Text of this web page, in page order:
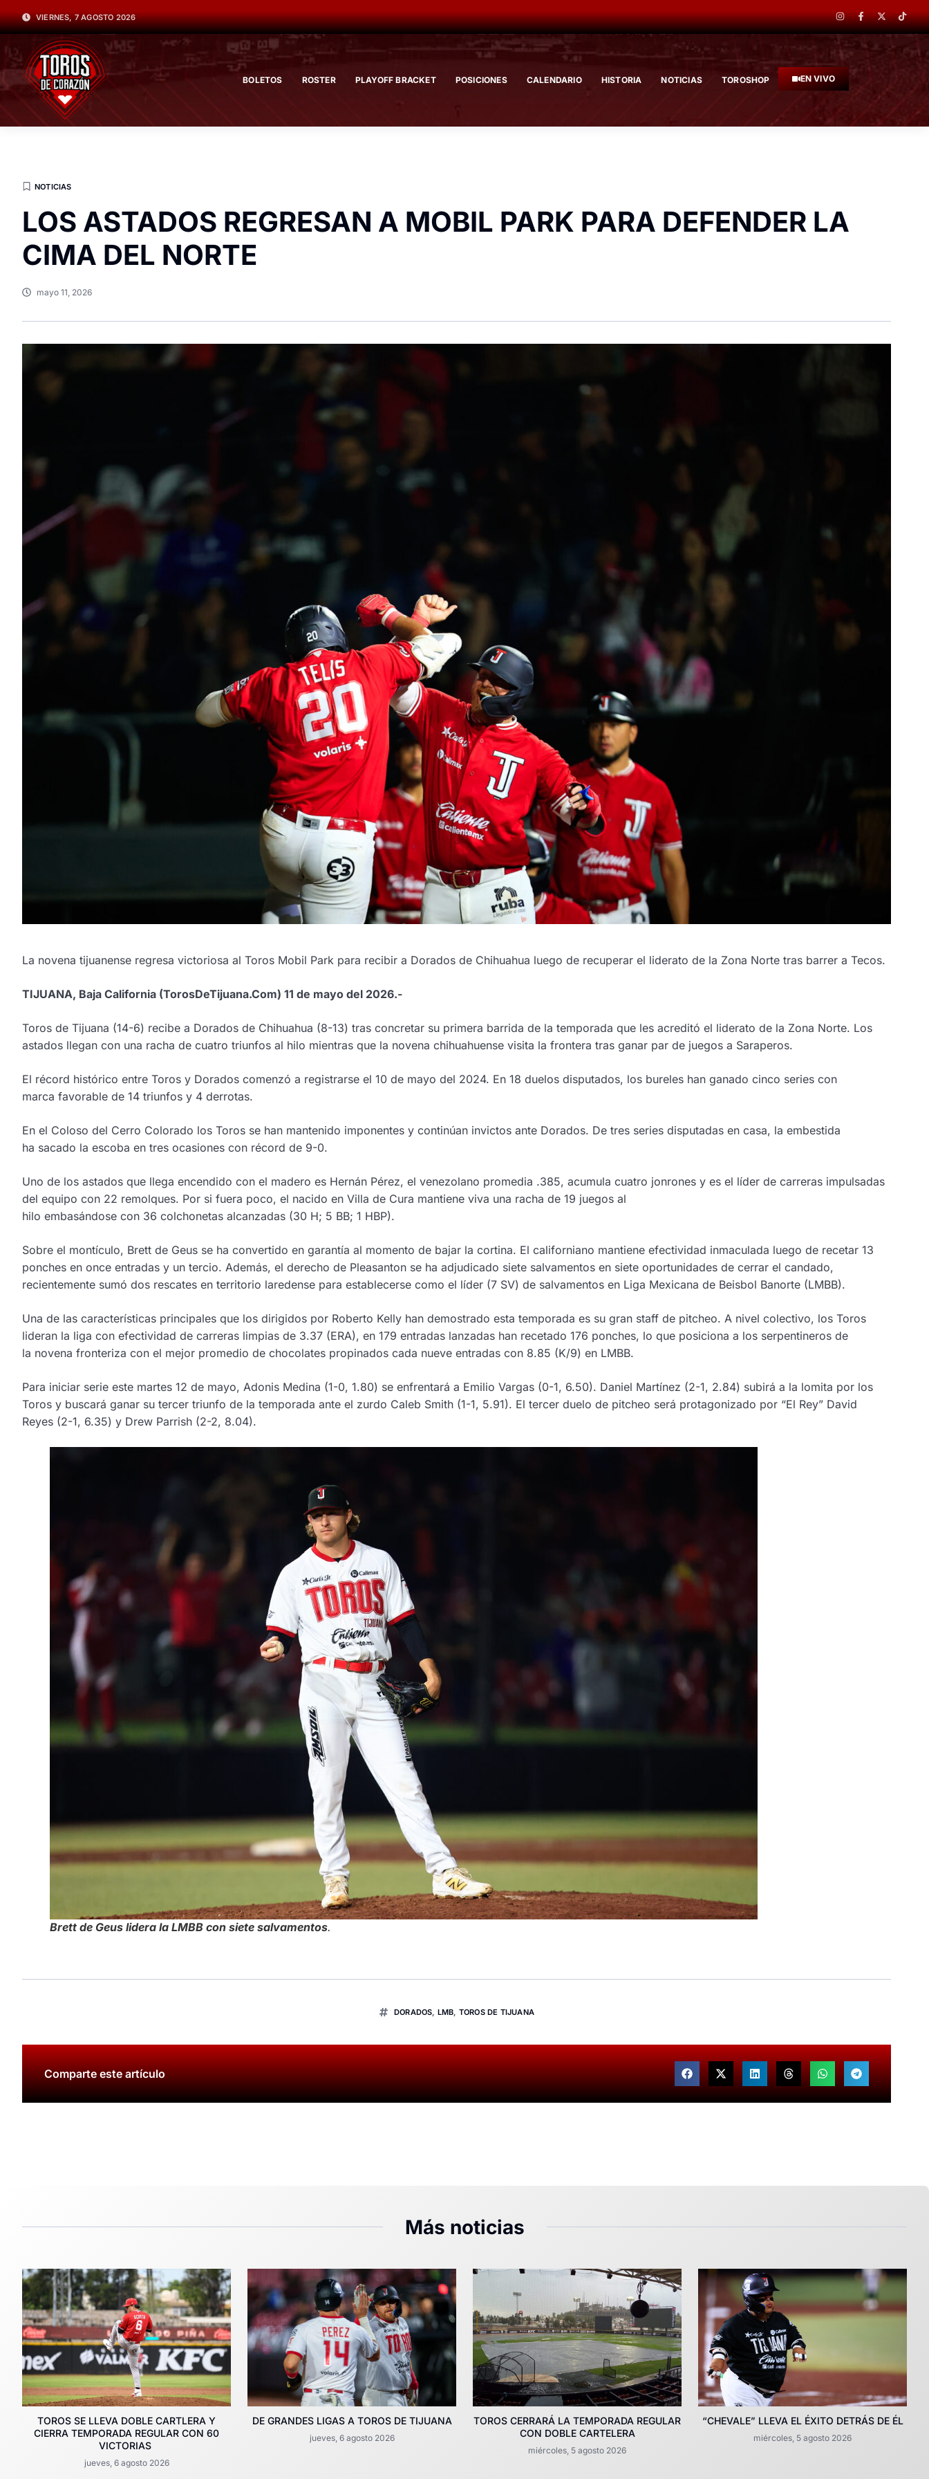
VIERNES, 7 AGOSTO 2026
BOLETOS ROSTER PLAYOFF BRACKET POSICIONES CALENDARIO HISTORIA NOTICIAS TOROSHOP EN VIVO
NOTICIAS
LOS ASTADOS REGRESAN A MOBIL PARK PARA DEFENDER LA
CIMA DEL NORTE
mayo 11, 2026
La novena tijuanense regresa victoriosa al Toros Mobil Park para recibir a Dorados de Chihuahua luego de recuperar el liderato de la Zona Norte tras barrer a Tecos.
TIJUANA, Baja California (TorosDeTijuana.Com) 11 de mayo del 2026.-
Toros de Tijuana (14-6) recibe a Dorados de Chihuahua (8-13) tras concretar su primera barrida de la temporada que les acreditó el liderato de la Zona Norte. Los
astados llegan con una racha de cuatro triunfos al hilo mientras que la novena chihuahuense visita la frontera tras ganar par de juegos a Saraperos.
El récord histórico entre Toros y Dorados comenzó a registrarse el 10 de mayo del 2024. En 18 duelos disputados, los bureles han ganado cinco series con
marca favorable de 14 triunfos y 4 derrotas.
En el Coloso del Cerro Colorado los Toros se han mantenido imponentes y continúan invictos ante Dorados. De tres series disputadas en casa, la embestida
ha sacado la escoba en tres ocasiones con récord de 9-0.
Uno de los astados que llega encendido con el madero es Hernán Pérez, el venezolano promedia .385, acumula cuatro jonrones y es el líder de carreras impulsadas
del equipo con 22 remolques. Por si fuera poco, el nacido en Villa de Cura mantiene viva una racha de 19 juegos al
hilo embasándose con 36 colchonetas alcanzadas (30 H; 5 BB; 1 HBP).
Sobre el montículo, Brett de Geus se ha convertido en garantía al momento de bajar la cortina. El californiano mantiene efectividad inmaculada luego de recetar 13
ponches en once entradas y un tercio. Además, el derecho de Pleasanton se ha adjudicado siete salvamentos en siete oportunidades de cerrar el candado,
recientemente sumó dos rescates en territorio laredense para establecerse como el líder (7 SV) de salvamentos en Liga Mexicana de Beisbol Banorte (LMBB).
Una de las características principales que los dirigidos por Roberto Kelly han demostrado esta temporada es su gran staff de pitcheo. A nivel colectivo, los Toros
lideran la liga con efectividad de carreras limpias de 3.37 (ERA), en 179 entradas lanzadas han recetado 176 ponches, lo que posiciona a los serpentineros de
la novena fronteriza con el mejor promedio de chocolates propinados cada nueve entradas con 8.85 (K/9) en LMBB.
Para iniciar serie este martes 12 de mayo, Adonis Medina (1-0, 1.80) se enfrentará a Emilio Vargas (0-1, 6.50). Daniel Martínez (2-1, 2.84) subirá a la lomita por los
Toros y buscará ganar su tercer triunfo de la temporada ante el zurdo Caleb Smith (1-1, 5.91). El tercer duelo de pitcheo será protagonizado por “El Rey” David
Reyes (2-1, 6.35) y Drew Parrish (2-2, 8.04).
Brett de Geus lidera la LMBB con siete salvamentos.
DORADOS LMB TOROS DE TIJUANA
Comparte este artículo
Más noticias
TOROS SE LLEVA DOBLE CARTLERA Y
CIERRA TEMPORADA REGULAR CON 60
VICTORIAS
jueves, 6 agosto 2026
DE GRANDES LIGAS A TOROS DE TIJUANA
jueves, 6 agosto 2026
TOROS CERRARÁ LA TEMPORADA REGULAR
CON DOBLE CARTELERA
miércoles, 5 agosto 2026
“CHEVALE” LLEVA EL ÉXITO DETRÁS DE ÉL
miércoles, 5 agosto 2026